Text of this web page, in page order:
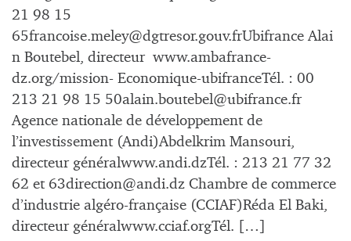
21 98 15
65francoise.meley@dgtresor.gouv.frUbifrance Alai
n Boutebel, directeur www.ambafrance-
dz.org/mission- Economique-ubifranceTél. : 00
213 21 98 15 50alain.boutebel@ubifrance.fr
Agence nationale de développement de
l’investissement (Andi)Abdelkrim Mansouri,
directeur généralwww.andi.dzTél. : 213 21 77 32
62 et 63direction@andi.dz Chambre de commerce
d’industrie algéro-française (CCIAF)Réda El Baki,
directeur généralwww.cciaf.orgTél. […]